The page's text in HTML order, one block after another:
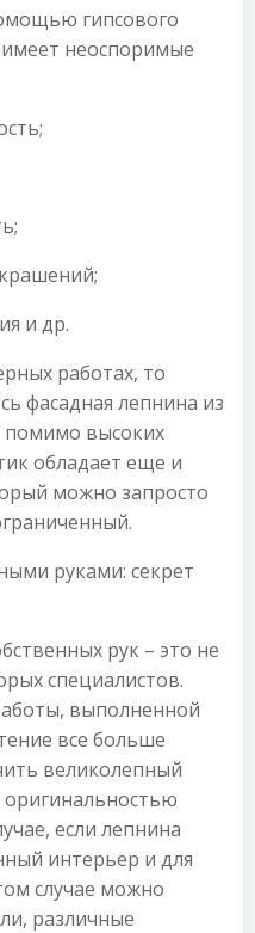
гипсового
неоспоримые
и др.
работах, то
фасадная лепнина из
помимо высоких
обладает еще и
можно запросто
руками: секрет
рук – это не
специалистов.
выполненной
все больше
великолепный
если лепнина
интерьер и для
случае можно
различные